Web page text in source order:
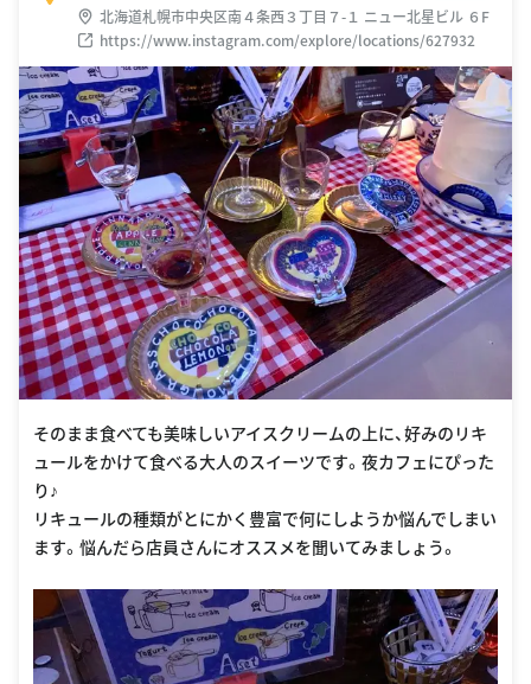
北海道札幌市中央区南４条西３丁目７-１ ニュー北星ビル ６F
https://www.instagram.com/explore/locations/627932
そのまま食べても美味しいアイスクリームの上に、好みのリキ
ュールをかけて食べる大人のスイーツです。夜カフェにぴった
り♪
リキュールの種類がとにかく豊富で何にしようか悩んでしまい
ます。悩んだら店員さんにオススメを聞いてみましょう。